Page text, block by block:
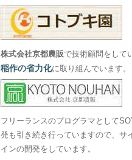
株式会社京都農販で技術顧問をして
稲作の省力化に取り組んでいます。
フリーランスのプログラマとして
発も引き続き行っていますので、サ
インの開発をしています。